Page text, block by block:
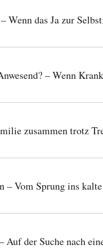
Wenn das Ja zur
– Wenn
zusammen trotz
– Vom Sprung ins kalte
Auf der Suche nach
Newsletter
neue schöne
und